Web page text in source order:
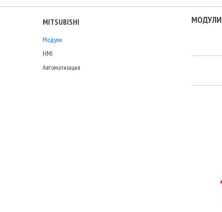
MITSUBISHI
Модули
HMI
Автоматизация
МОДУЛИ